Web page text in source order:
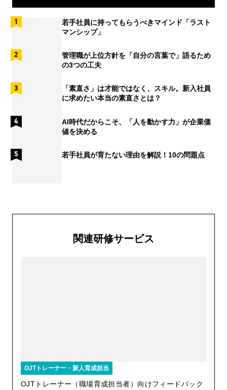
若手社員に持ってもらうべきマインド「ラスト
マンシップ」
管理職が上位方針を「自分の言葉で」語るため
の3つの工夫
「素直さ」は才能ではなく、スキル。新入社員
に求めたい本当の素直さとは？
AI時代だからこそ、「人を動かす力」が企業価
値を決める
若手社員が育たない理由を解説！10の問題点
関連研修サービス
OJTトレーナー・新人育成担当
OJTトレーナー（職場育成担当者）向けフィードバック